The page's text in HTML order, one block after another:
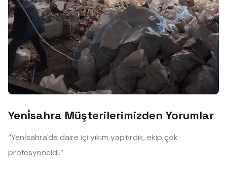
Yeni̇sahra Müşterilerimizden Yorumlar
“Yeni̇sahra'de daire içi yıkım yaptırdık, ekip çok
profesyoneldi.”